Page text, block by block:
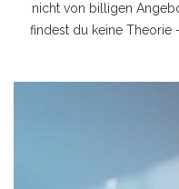
nicht von billigen
findest du keine Theorie